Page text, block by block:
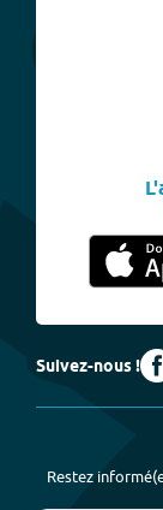
Suivez-nous !
Restez